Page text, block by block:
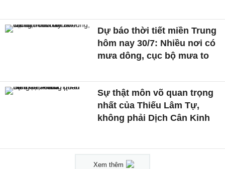
Dự báo thời tiết miền Trung
hôm nay 30/7: Nhiều nơi có
mưa dông, cục bộ mưa to
Sự thật môn võ quan trọng
nhất của Thiếu Lâm Tự,
không phải Dịch Cân Kinh
Xem thêm